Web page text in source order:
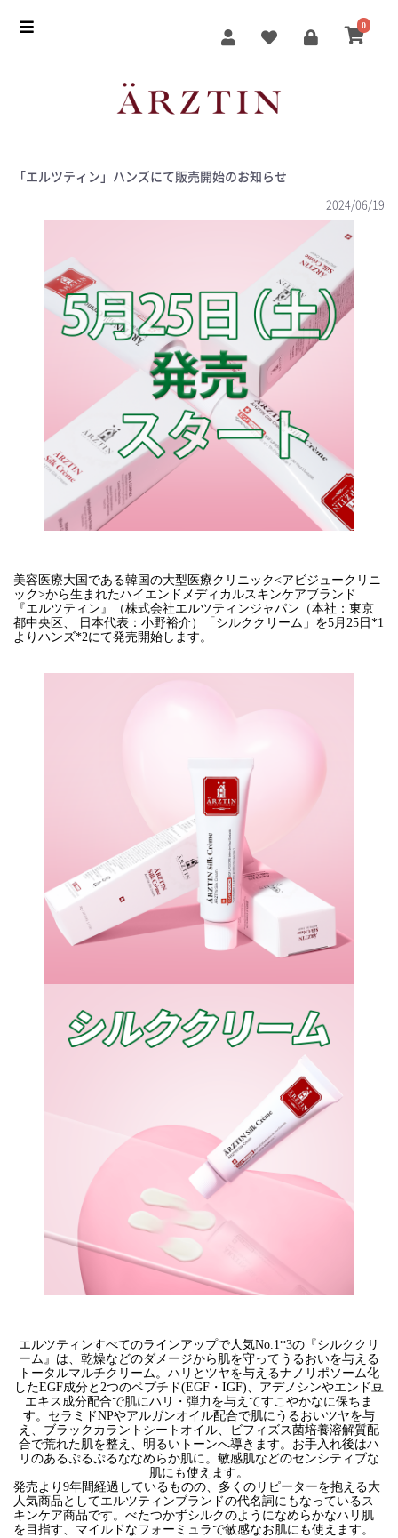
0
「エルツティン」ハンズにて販売開始のお知らせ
2024/06/19
美容医療大国である韓国の大型医療クリニック<アビジュークリニ
ック>から生まれたハイエンドメディカルスキンケアブランド
『エルツティン』（株式会社エルツティンジャパン（本社：東京
都中央区、 日本代表：小野裕介）「シルククリーム」を5月25日*1
よりハンズ*2にて発売開始します。
エルツティンすべてのラインアップで人気No.1*3の『シルククリ
ーム』は、乾燥などのダメージから肌を守ってうるおいを与える
トータルマルチクリーム。ハリとツヤを与えるナノリポソーム化
したEGF成分と2つのペプチド(EGF・IGF)、アデノシンやエンド豆
エキス成分配合で肌にハリ・弾力を与えてすこやかなに保ちま
す。セラミドNPやアルガンオイル配合で肌にうるおいツヤを与
え、ブラックカラントシートオイル、ビフィズス菌培養溶解質配
合で荒れた肌を整え、明るいトーンへ導きます。お手入れ後はハ
リのあるぷるぷるななめらか肌に。敏感肌などのセンシティブな
肌にも使えます。
発売より9年間経過しているものの、多くのリピーターを抱える大
人気商品としてエルツティンブランドの代名詞にもなっているス
キンケア商品です。べたつかずシルクのようになめらかなハリ肌
を目指す、マイルドなフォーミュラで敏感なお肌にも使えます。